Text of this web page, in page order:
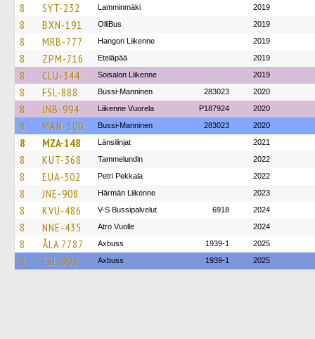
8 SYT-232 Lamminmäki 2019
8 BXN-191 OlliBus 2019
8 MRB-777 Hangon Liikenne 2019
8 ZPM-716 Eteläpää 2019
8 CLU-344 Soisalon Liikenne 2019
8 FSL-888 Bussi-Manninen 283023 2020
8 JNB-994 Liikenne Vuorela P187924 2020
8 MAN-100 Bussi-Manninen 283023 2020
8 MZA-148 Länsilinjat 2021
8 KUT-368 Tammelundin 2022
8 EUA-302 Petri Pekkala 2022
8 JNE-908 Härmän Liikenne 2023
8 KVU-486 V-S Bussipalvelut 6918 2024
8 NNE-435 Atro Vuolle 2024
8 ÅLA 7787 Axbuss 1939-1 2025
8 FSL-893 Axbuss 1939-1 2025